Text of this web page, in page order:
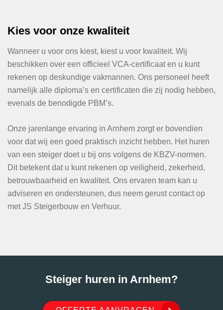
Kies voor onze kwaliteit
Wanneer u voor ons kiest, kiest u voor kwaliteit. Wij
beschikken over een officieel VCA-certificaat en u kunt
rekenen op deskundige vakmannen. Ons personeel heeft
namelijk alle diploma’s en certificaten die zij nodig hebben,
evenals de benodigde PBM’s.
Onze jarenlange ervaring in Arnhem zorgt er bovendien
voor dat wij een goed praktisch inzicht hebben. Het huren
van een steiger doet u bij ons volgens de KBZV-normen.
Dit betekent dat u kunt rekenen op veiligheid, zekerheid,
betrouwbaarheid en kwaliteit. Ons ervaren team kan u
adviseren en ondersteunen, dus neem gerust contact op
met JS Steigerbouw en Verhuur.
Steiger huren in Arnhem?